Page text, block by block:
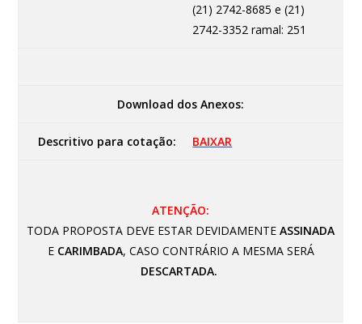
(21) 2742-8685 e (21)
2742-3352 ramal: 251
Download dos Anexos:
Descritivo para cotação: BAIXAR
ATENÇÃO:
TODA PROPOSTA DEVE ESTAR DEVIDAMENTEASSINADA
E CARIMBADA, CASO CONTRÁRIO A MESMA SERÁ
DESCARTADA.